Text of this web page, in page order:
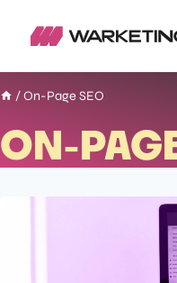
/ On-Page SEO
ON-